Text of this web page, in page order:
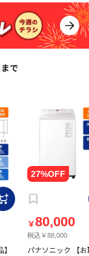
で
￥80,000
税込￥88,000
パナソニック 【お